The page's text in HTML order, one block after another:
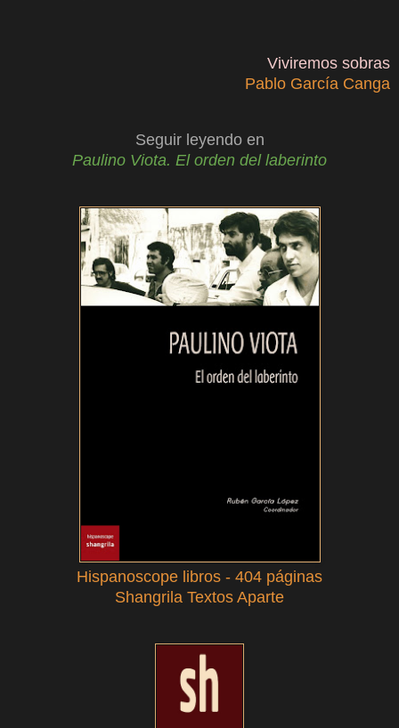
Viviremos sobras
Pablo García Canga
Seguir leyendo en
Paulino Viota. El orden del laberinto
Hispanoscope libros - 404 páginas
Shangrila Textos Aparte